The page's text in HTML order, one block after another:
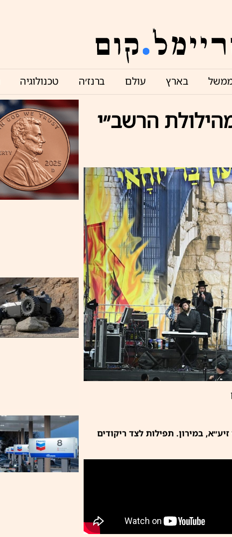
בארץ עולם ברנז׳ה טכנולוגיה
הרשב״י
במירון. תפילות לצד ריקודים